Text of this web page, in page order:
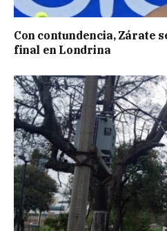
Con contundencia, Zárate
final en Londrina